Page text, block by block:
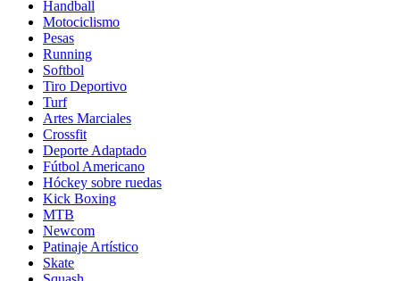
Handball
Motociclismo
Pesas
Running
Softbol
Tiro Deportivo
Turf
Artes Marciales
Crossfit
Deporte Adaptado
Fútbol Americano
Hóckey sobre ruedas
Kick Boxing
MTB
Newcom
Patinaje Artístico
Skate